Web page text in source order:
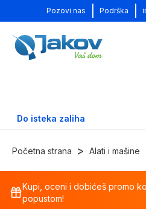
Pozovi nas Podrška
Do isteka zaliha
Početna strana > Alati i mašine
Kupi, oceni i dobićeš promo
popustom!